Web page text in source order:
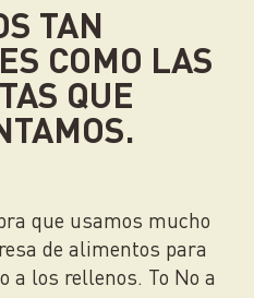
TAN
COMO LAS
QUE
que usamos mucho
de alimentos para
a los rellenos. To No a